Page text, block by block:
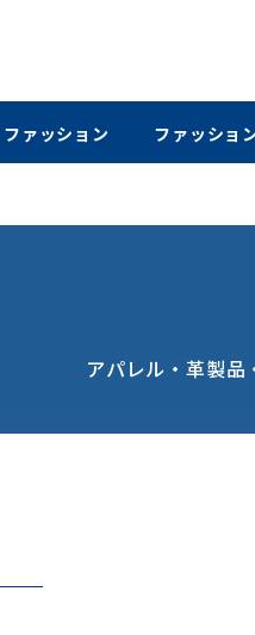
ファッション ファッショ
アパレル・革製品